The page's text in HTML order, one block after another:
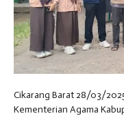
Cikarang Barat 28/03/
Kementerian Agama